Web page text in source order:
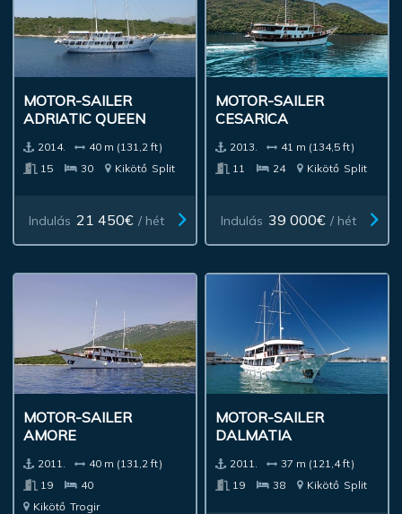
MOTOR-SAILER
ADRIATIC QUEEN
2014.
40 m (131,2 ft)
15
30 Kikötő Split
Indulás 21 450€ / hét
MOTOR-SAILER
CESARICA
2013.
41 m (134,5 ft)
11
24 Kikötő Split
Indulás 39 000€ / hét
MOTOR-SAILER
AMORE
2011.
40 m (131,2 ft)
19
40
Kikötő Trogir
MOTOR-SAILER
DALMATIA
2011.
37 m (121,4 ft)
19
38 Kikötő Split